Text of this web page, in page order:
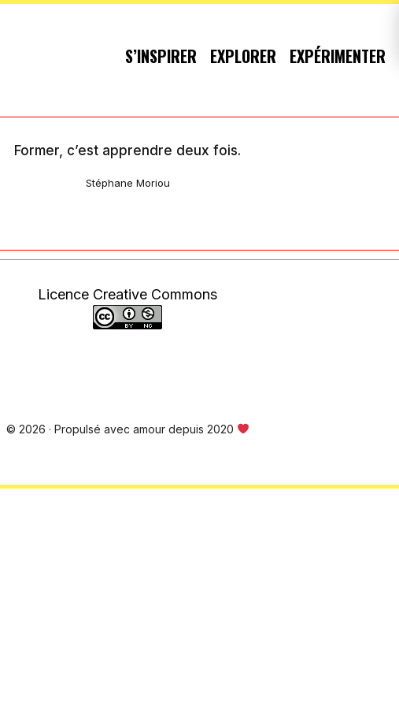
S’INSPIRER EXPLORER EXPÉRIMENTER
Former, c’est apprendre deux fois.
Stéphane Moriou
Licence Creative Commons
© 2026 · Propulsé avec amour depuis 2020